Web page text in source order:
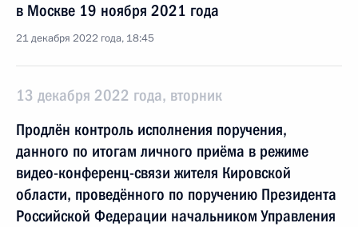
в Москве 19 ноября 2021 года
21 декабря 2022 года, 18:45
13 декабря 2022 года, вторник
Продлён контроль исполнения поручения,
данного по итогам личного приёма в режиме
видео-конференц-связи жителя Кировской
области, проведённого по поручению Президента
Российской Федерации начальником Управления